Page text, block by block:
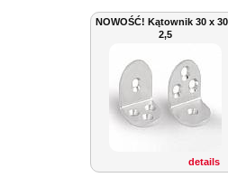
NOWOŚĆ! Kątownik 30 x
2,5
details